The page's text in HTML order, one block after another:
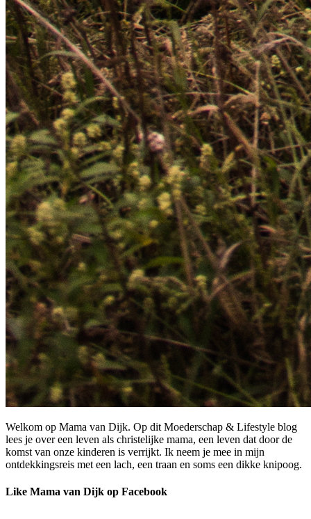
Welkom op Mama van Dijk. Op dit Moederschap & Lifestyle blog
lees je over een leven als christelijke mama, een leven dat door de
komst van onze kinderen is verrijkt. Ik neem je mee in mijn
ontdekkingsreis met een lach, een traan en soms een dikke knipoog.
Like Mama van Dijk op Facebook